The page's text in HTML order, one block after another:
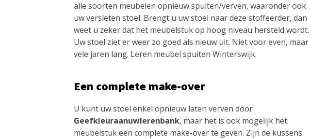
alle soorten meubelen opnieuw spuiten/verven, waaronder ook
uw versleten stoel. Brengt u uw stoel naar deze stoffeerder, dan
weet u zeker dat het meubelstuk op hoog niveau hersteld wordt.
Uw stoel ziet er weer zo goed als nieuw uit. Niet voor even, maar
vele jaren lang. Leren meubel spuiten Winterswijk.
Een complete make-over
U kunt uw stoel enkel opnieuw laten verven door
Geefkleuraanuwlerenbank, maar het is ook mogelijk het
meubelstuk een complete make-over te geven. Zijn de kussens